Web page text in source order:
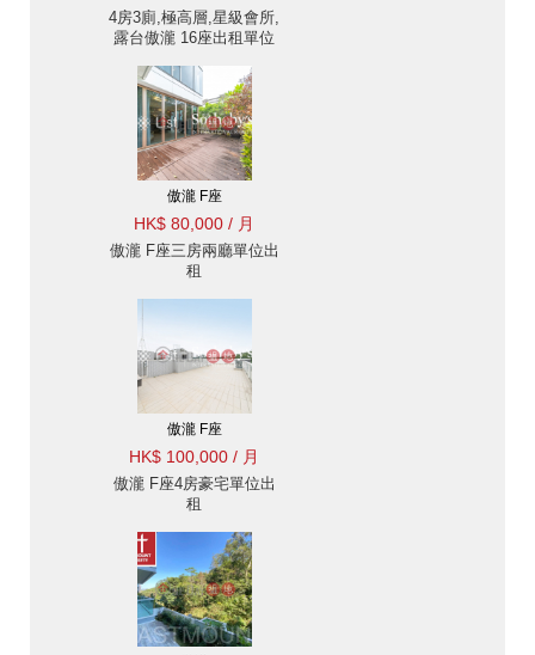
4房3廁,極高層,星級會所,
露台傲瀧 16座出租單位
傲瀧 F座
HK$ 80,000 / 月
傲瀧 F座三房兩廳單位出
租
傲瀧 F座
HK$ 100,000 / 月
傲瀧 F座4房豪宅單位出
租